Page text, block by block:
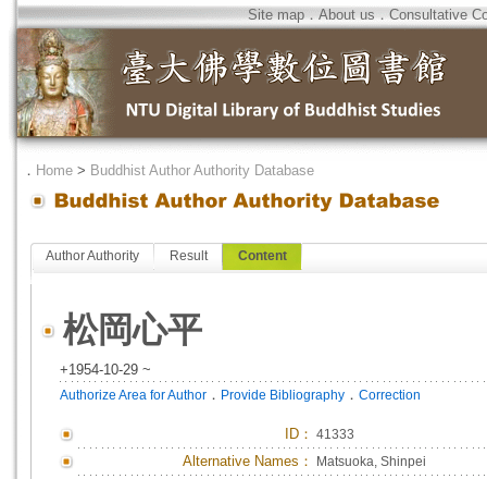
Site map．About us．Consultative
． Home > Buddhist Author Authority Database
Author Authority Result Content
松岡心平
+1954-10-29 ~
Authorize Area for Author ． Provide Bibliography ． Correction
ID ： 41333
Alternative Names： Matsuoka, Shinpei